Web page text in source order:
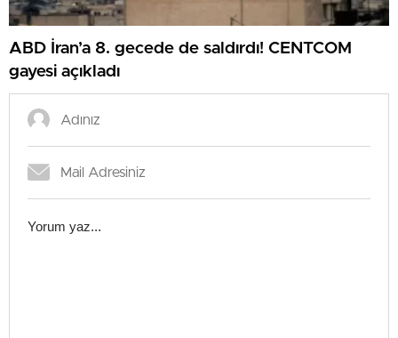
ABD İran’a 8. gecede de saldırdı! CENTCOM
gayesi açıkladı